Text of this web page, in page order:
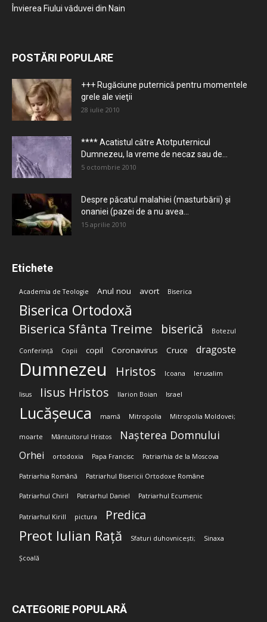
Învierea Fiului văduvei din Nain
POSTĂRI POPULARE
+++ Rugăciune puternică pentru momentele
grele ale vieţii
28 iulie 2010
**** Acatistul către Atotputernicul
Dumnezeu, la vreme de necaz sau de...
5 octombrie 2010
Despre păcatul malahiei (masturbării) şi
onaniei (pazei de a nu avea...
15 aprilie 2010
Etichete
Academia de Teologie Anul nou avort Biserica
Biserica Ortodoxă
Biserica Sfânta Treime biserică Botezul
Conferință Copii copil Coronavirus Cruce dragoste
Dumnezeu Hristos Icoana Ierusalim
Iisus Iisus Hristos Ilarion Boian Israel
Lucășeuca mamă Mitropolia Mitropolia Moldovei;
moarte Mântuitorul Hristos Nașterea Domnului
Orhei ortodoxia Papa Francisc Patriarhia de la Moscova
Patriarhia Română Patriarhul Bisericii Ortodoxe Române
Patriarhul Chiril Patriarhul Daniel Patriarhul Ecumenic
Patriarhul Kirill pictura Predica
Preot Iulian Rață Sfaturi duhovnicești; Sinaxa
Școală
CATEGORIE POPULARĂ